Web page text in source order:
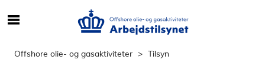
g
Offshore olie- og gasaktiviteter Tilsyn